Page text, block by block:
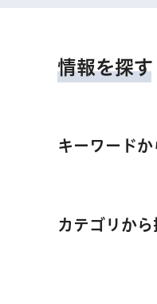
情報を探す
キーワードか
カテゴリから